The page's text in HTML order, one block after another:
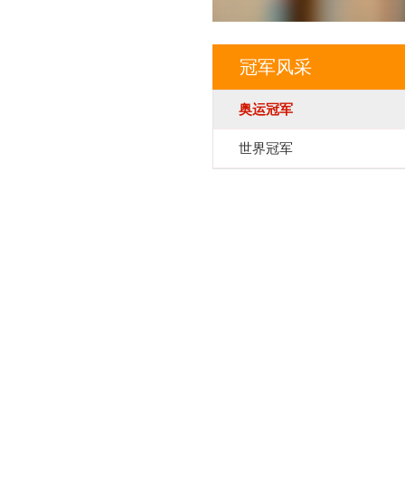
冠军风采
奥运冠军
世界冠军